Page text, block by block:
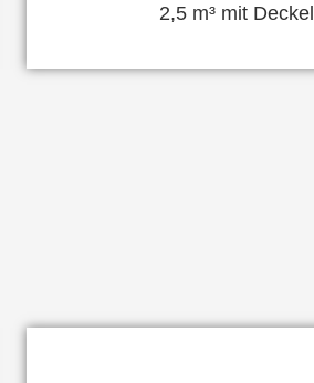
2,5 m³ mit Deckel